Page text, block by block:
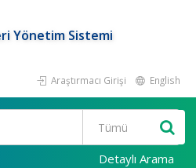
Yönetim Sistemi
Araştırmacı Girişi English
Detaylı Arama